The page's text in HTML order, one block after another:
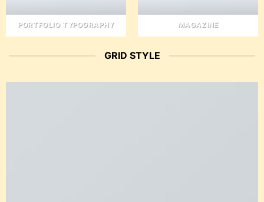
PORTFOLIO TYPOGRAPHY MAGAZINE
GRID STYLE